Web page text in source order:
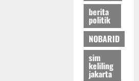
berita
politik
NOBARID
sim
keliling
jakarta